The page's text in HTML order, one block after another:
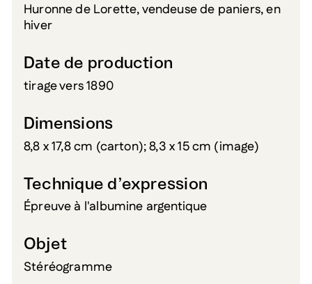
Huronne de Lorette, vendeuse de paniers, en
hiver
Date de production
tirage vers 1890
Dimensions
8,8 x 17,8 cm (carton); 8,3 x 15 cm (image)
Technique d’expression
Épreuve à l'albumine argentique
Objet
Stéréogramme